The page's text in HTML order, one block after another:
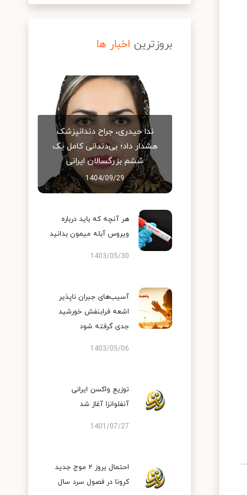
بروزترین اخبار ها
ندا حیدری، جراح دندانپزشک
هشدار داد؛ بی‌دندانی کامل یک
ششم بزرگسالان ایرانی
1404/09/29
هر آنچه که باید درباره
ویروس آبله میمون بدانید
1403/05/30
آسیب‌های جبران ناپذیر
اشعه فرابنفش خورشید
جدی گرفته شود
1403/05/06
توزیع واکسن ایرانی
آنفلوانزا آغاز شد
1401/07/27
احتمال بروز ۲ موج جدید
کرونا در فصول سرد سال